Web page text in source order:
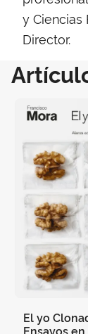
y Ciencias
Director.
El yo
Ensayos en